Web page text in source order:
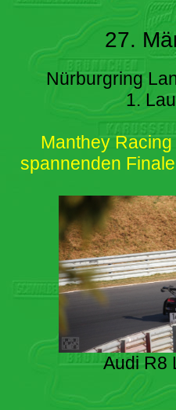
27.
Nürburgring
1.
Manthey
spannenden
Audi R8